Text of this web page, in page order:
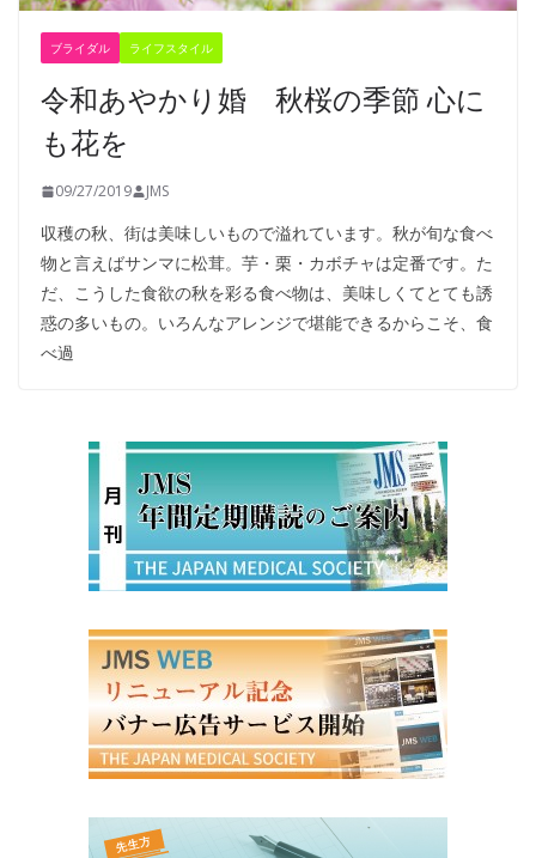
ブライダル ライフスタイル
令和あやかり婚 秋桜の季節 心に
も花を
09/27/2019 JMS
収穫の秋、街は美味しいもので溢れています。秋が旬な食べ
物と言えばサンマに松茸。芋・栗・カボチャは定番です。た
だ、こうした食欲の秋を彩る食べ物は、美味しくてとても誘
惑の多いもの。いろんなアレンジで堪能できるからこそ、食
べ過